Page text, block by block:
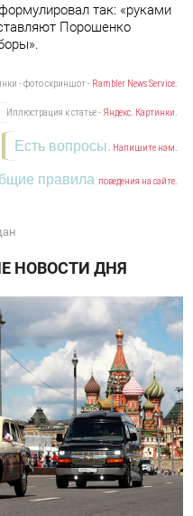
так: «руками
Порошенко
- фото скриншот - Rambler News Service.
Иллюстрация к статье - Яндекс. Картинки.
Есть вопросы. Напишите нам.
правила поведения на сайте.
НОВОСТИ ДНЯ